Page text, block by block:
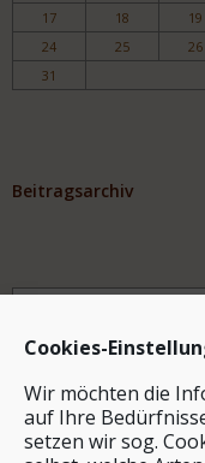
Cookies-
Wir möchten die
auf Ihre
setzen wir sog.
17
18 19
24
25 26
31
Beitragsarchiv
Archiv